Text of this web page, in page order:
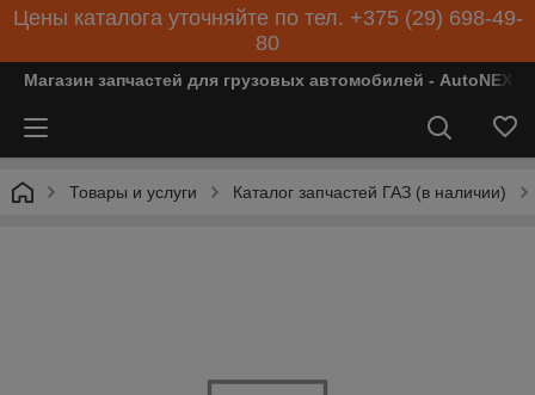
Цены каталога уточняйте по тел. +375 (29) 698-49-
80
Магазин запчастей для грузовых автомобилей - AutoNEXT
Товары и услуги Каталог запчастей ГАЗ (в наличии)